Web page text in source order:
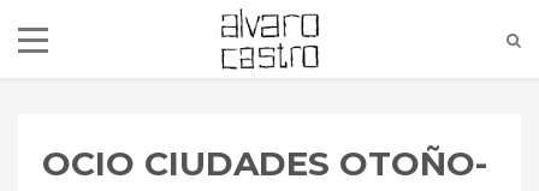
OCIO CIUDADES OTOÑO-